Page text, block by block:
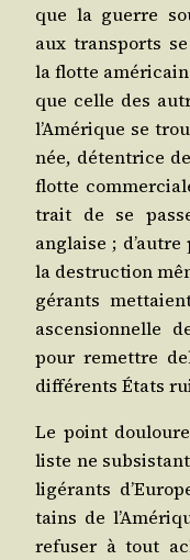
que la guerre
aux trans­ports
la flotte
que celle des
l’A­mé­rique se
née, déten­trice
flotte
trait de se
anglaise ;
la des­truc­tion
gé­rants
ascen­sion­nelle
pour remettre
dif­fé­rents États
Le point
liste ne
li­gé­rants
tains de
refu­ser à tout